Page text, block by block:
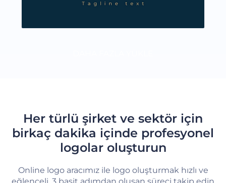
Her türlü şirket ve sektör için
birkaç dakika içinde profesyonel
logolar oluşturun
Online logo aracımız ile logo oluşturmak hızlı ve
eğlenceli. 3 basit adımdan oluşan süreci takip edin